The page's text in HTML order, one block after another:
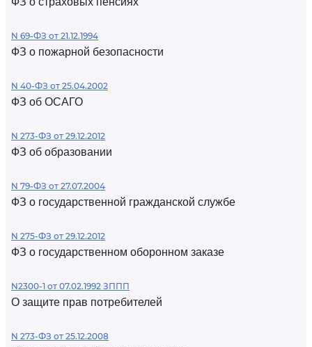
N 69-ФЗ от 21.12.1994
ФЗ о пожарной безопасности
N 40-ФЗ от 25.04.2002
ФЗ об ОСАГО
N 273-ФЗ от 29.12.2012
ФЗ об образовании
N 79-ФЗ от 27.07.2004
ФЗ о государственной гражданской службе
N 275-ФЗ от 29.12.2012
ФЗ о государственном оборонном заказе
N2300-1 от 07.02.1992 ЗППП
О защите прав потребителей
N 273-ФЗ от 25.12.2008